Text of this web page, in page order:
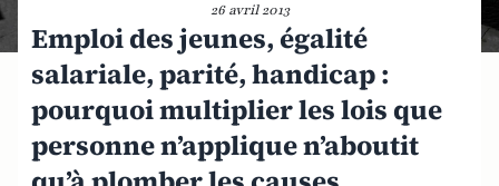
26 avril 2013
Emploi des jeunes, égalité
salariale, parité, handicap :
pourquoi multiplier les lois que
personne n’applique n’aboutit